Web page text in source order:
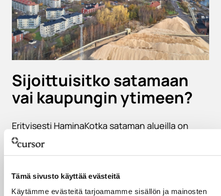
Tämä sivusto käyttää evästeitä
Käytämme evästeitä tarjoamamme sisällön ja mainosten
Sijoittuisitko satamaan
vai kaupungin ytimeen?
Erityisesti HaminaKotka sataman alueilla on
varteenotettavia tontteja ja suuria kenttäalueita
teollisuuden tarpeisiin.